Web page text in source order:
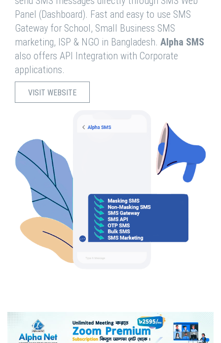
Panel (Dashboard). Fast and easy to use SMS
Gateway for School, Small Business SMS
marketing, ISP & NGO in Bangladesh. Alpha SMS
also offers API Integration with Corporate
applications.
VISIT WEBSITE